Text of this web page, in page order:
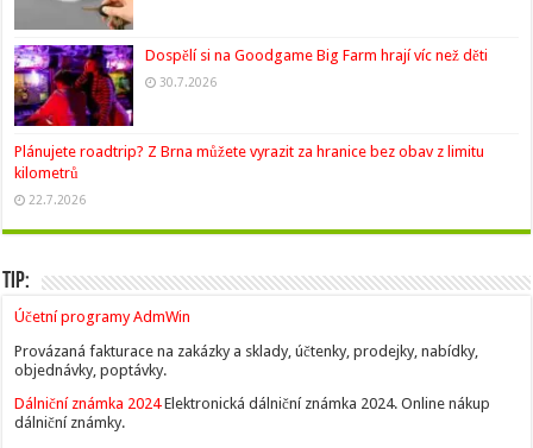
Dospělí si na Goodgame Big Farm hrají víc než děti
30.7.2026
Plánujete roadtrip? Z Brna můžete vyrazit za hranice bez obav z limitu
kilometrů
22.7.2026
Tip:
Účetní programy AdmWin
Provázaná fakturace na zakázky a sklady, účtenky, prodejky, nabídky,
objednávky, poptávky.
Dálniční známka 2024Elektronická dálniční známka 2024. Online nákup
dálniční známky.